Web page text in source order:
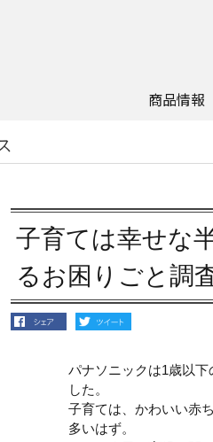
商品情報
子育ては幸せな
るお困りごと調
パナソニックは1歳以
した。
子育ては、かわいい赤
多いはず。